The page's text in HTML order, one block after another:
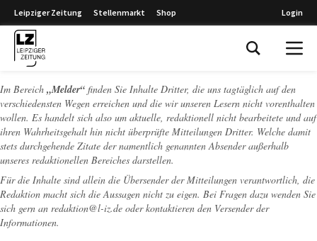
Leipziger Zeitung Stellenmarkt Shop Login
Im Bereich „Melder“ finden Sie Inhalte Dritter, die uns tagtäglich auf den
verschiedensten Wegen erreichen und die wir unseren Lesern nicht vorenthalten
wollen. Es handelt sich also um aktuelle, redaktionell nicht bearbeitete und auf
ihren Wahrheitsgehalt hin nicht überprüfte Mitteilungen Dritter. Welche damit
stets durchgehende Zitate der namentlich genannten Absender außerhalb
unseres redaktionellen Bereiches darstellen.
Für die Inhalte sind allein die Übersender der Mitteilungen verantwortlich, die
Redaktion macht sich die Aussagen nicht zu eigen. Bei Fragen dazu wenden Sie
sich gern an redaktion@l-iz.de oder kontaktieren den Versender der
Informationen.